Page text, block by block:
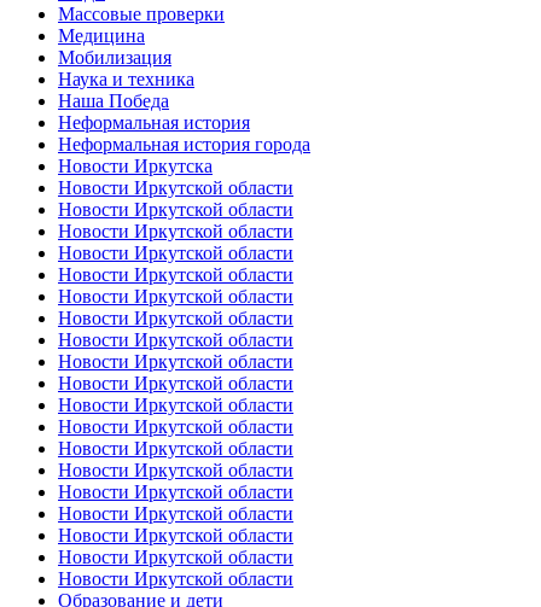
Массовые проверки
Медицина
Мобилизация
Наука и техника
Наша Победа
Неформальная история
Неформальная история города
Новости Иркутска
Новости Иркутской области
Новости Иркутской области
Новости Иркутской области
Новости Иркутской области
Новости Иркутской области
Новости Иркутской области
Новости Иркутской области
Новости Иркутской области
Новости Иркутской области
Новости Иркутской области
Новости Иркутской области
Новости Иркутской области
Новости Иркутской области
Новости Иркутской области
Новости Иркутской области
Новости Иркутской области
Новости Иркутской области
Новости Иркутской области
Новости Иркутской области
Образование и дети